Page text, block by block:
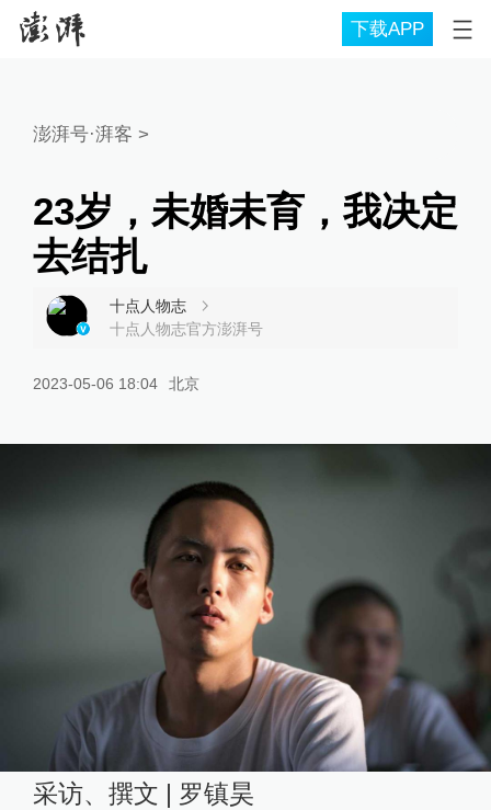
下载APP
澎湃号·湃客 >
23岁，未婚未育，我决定
去结扎
十点人物志
十点人物志官方澎湃号
2023-05-06 18:04 北京
采访、撰文 | 罗镇昊